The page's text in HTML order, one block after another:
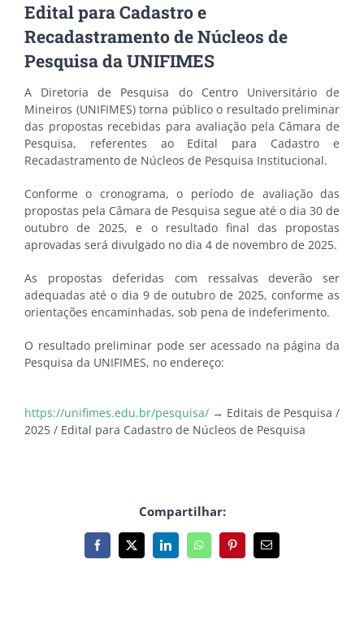
Edital para Cadastro e
Recadastramento de Núcleos de
Pesquisa da UNIFIMES
A Diretoria de Pesquisa do Centro Universitário de
Mineiros (UNIFIMES) torna público o resultado preliminar
das propostas recebidas para avaliação pela Câmara de
Pesquisa, referentes ao Edital para Cadastro e
Recadastramento de Núcleos de Pesquisa Institucional.
Conforme o cronograma, o período de avaliação das
propostas pela Câmara de Pesquisa segue até o dia 30 de
outubro de 2025, e o resultado final das propostas
aprovadas será divulgado no dia 4 de novembro de 2025.
As propostas deferidas com ressalvas deverão ser
adequadas até o dia 9 de outubro de 2025, conforme as
orientações encaminhadas, sob pena de indeferimento.
O resultado preliminar pode ser acessado na página da
Pesquisa da UNIFIMES, no endereço:
https://unifimes.edu.br/pesquisa/ → Editais de Pesquisa /
2025 / Edital para Cadastro de Núcleos de Pesquisa
Compartilhar:
Facebook
X LinkedInWhatsAppPinterest
E-
mail